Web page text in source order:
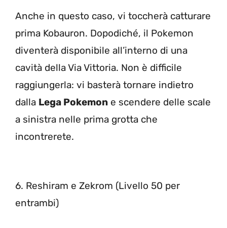
Anche in questo caso, vi toccherà catturare
prima Kobauron. Dopodiché, il Pokemon
diventerà disponibile all’interno di una
cavità della Via Vittoria. Non è difficile
raggiungerla: vi basterà tornare indietro
dalla Lega Pokemon e scendere delle scale
a sinistra nelle prima grotta che
incontrerete.
6. Reshiram e Zekrom (Livello 50 per
entrambi)